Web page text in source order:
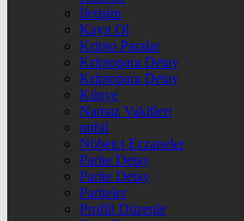
İletişim
Kayıt Ol
Kripto Paralar
Kriptopara Detay
Kriptopara Detay
Künye
Namaz Vakitleri
nnbil
Nöbetçi Eczaneler
Parite Detay
Parite Detay
Pariteler
Profili Düzenle